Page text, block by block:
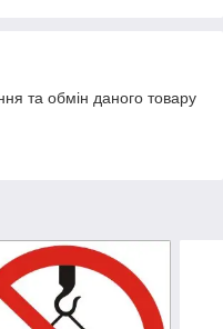
та обмін даного товару